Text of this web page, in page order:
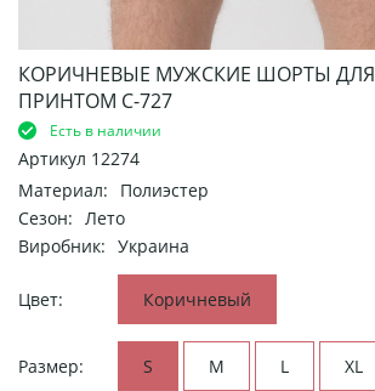
КОРИЧНЕВЫЕ МУЖСКИЕ ШОРТЫ
ПРИНТОМ С-727
Есть в наличии
Артикул 12274
Материал:
Полиэстер
Сезон: Лето
Виробник: Украина
Цвет: Коричневый
Размер: S M L XL